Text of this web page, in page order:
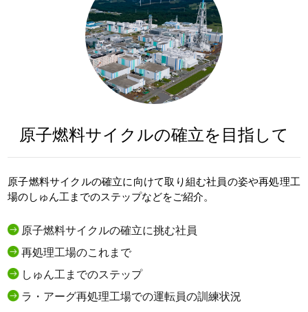
原子燃料サイクルの確立を目指して
原子燃料サイクルの確立に向けて取り組む社員の姿や再処理工
場のしゅん工までのステップなどをご紹介。
原子燃料サイクルの確立に挑む社員
再処理工場のこれまで
しゅん工までのステップ
ラ・アーグ再処理工場での運転員の訓練状況